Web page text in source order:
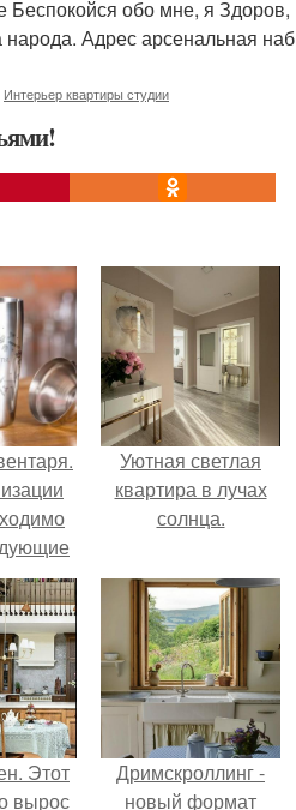
Беспокойся обо мне, я
народа. Адрес арсенальная
Интерьер квартиры студии
выбора
и
Уютная светлая
квартира в лучах
солнца.
Этот
вырос
Дримскроллинг -
новый формат